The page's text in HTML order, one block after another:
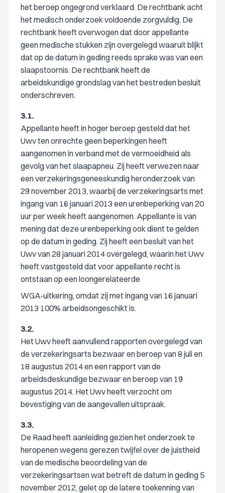
het beroep ongegrond verklaard. De rechtbank acht
het medisch onderzoek voldoende zorgvuldig. De
rechtbank heeft overwogen dat door appellante
geen medische stukken zijn overgelegd waaruit blijkt
dat op de datum in geding reeds sprake was van een
slaapstoornis. De rechtbank heeft de
arbeidskundige grondslag van het bestreden besluit
onderschreven.
3.1.
Appellante heeft in hoger beroep gesteld dat het
Uwv ten onrechte geen beperkingen heeft
aangenomen in verband met de vermoeidheid als
gevolg van het slaapapneu. Zij heeft verwezen naar
een verzekeringsgeneeskundig heronderzoek van
29 november 2013, waarbij de verzekeringsarts met
ingang van 16 januari 2013 een urenbeperking van 20
uur per week heeft aangenomen. Appellante is van
mening dat deze urenbeperking ook dient te gelden
op de datum in geding. Zij heeft een besluit van het
Uwv van 28 januari 2014 overgelegd, waarin het Uwv
heeft vastgesteld dat voor appellante recht is
ontstaan op een loongerelateerde
WGA-uitkering, omdat zij met ingang van 16 januari
2013 100% arbeidsongeschikt is.
3.2.
Het Uwv heeft aanvullend rapporten overgelegd van
de verzekeringsarts bezwaar en beroep van 8 juli en
18 augustus 2014 en een rapport van de
arbeidsdeskundige bezwaar en beroep van 19
augustus 2014. Het Uwv heeft verzocht om
bevestiging van de aangevallen uitspraak.
3.3.
De Raad heeft aanleiding gezien het onderzoek te
heropenen wegens gerezen twijfel over de juistheid
van de medische beoordeling van de
verzekeringsartsen wat betreft de datum in geding 5
november 2012, gelet op de latere toekenning van